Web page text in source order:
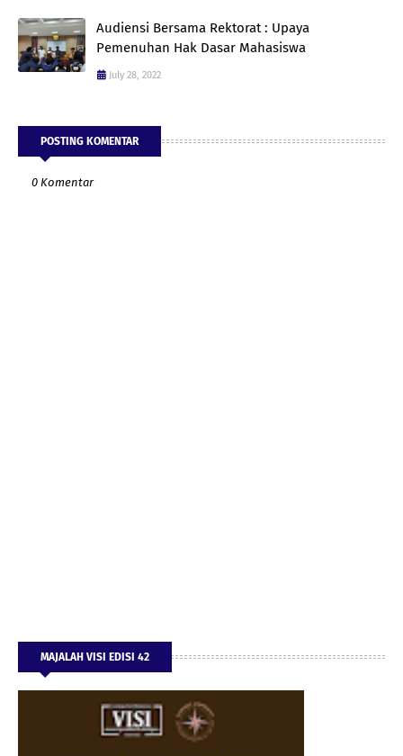
Audiensi Bersama Rektorat : Upaya
Pemenuhan Hak Dasar Mahasiswa
July 28, 2022
POSTING KOMENTAR
0 Komentar
MAJALAH VISI EDISI 42